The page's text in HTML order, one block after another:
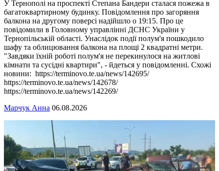
У Тернополі на проспекті Степана Бандери сталася пожежа в
багатоквартирному будинку. Повідомлення про загоряння
балкона на другому поверсі надійшло о 19:15. Про це
повідомили в Головному управлінні ДСНС України у
Тернопільській області. Унаслідок події полум'я пошкодило
шафу та облицювання балкона на площі 2 квадратні метри.
"Завдяки їхній роботі полум'я не перекинулося на житлові
кімнати та сусідні квартири", - йдеться у повідомленні. Схожі
новини: https://terminovo.te.ua/news/142695/
https://terminovo.te.ua/news/142678/
https://terminovo.te.ua/news/142269/
Марчук Анна 06.08.2026